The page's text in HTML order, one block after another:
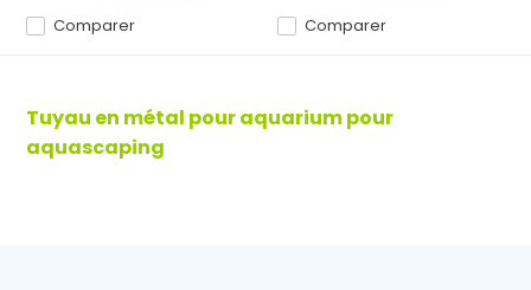
Comparer Comparer
Tuyau en métal pour aquarium pour
aquascaping